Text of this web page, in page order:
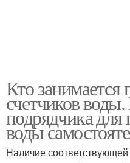
Кто занимается
счетчиков
подрядчика для
воды
Наличие